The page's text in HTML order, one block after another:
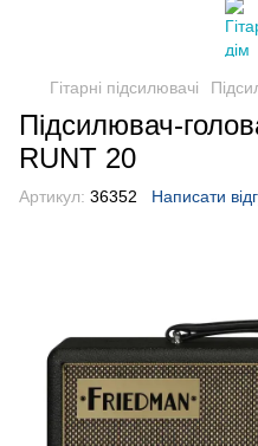
Гітарні підсилювачі
Підсилювач-
RUNT 20
Артикул: 36352 Написати